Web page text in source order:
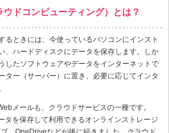
ドコンピューティング）とは？
るときには、今使っているパソコンにインスト
、ハードディスクにデータを保存します。しか
したソフトウェアやデータをインターネットで
ター（サーバー）に置き、必要に応じてインタ
メールも、クラウドサービスの一種です。
タを保存して利用できるオンラインストレージ